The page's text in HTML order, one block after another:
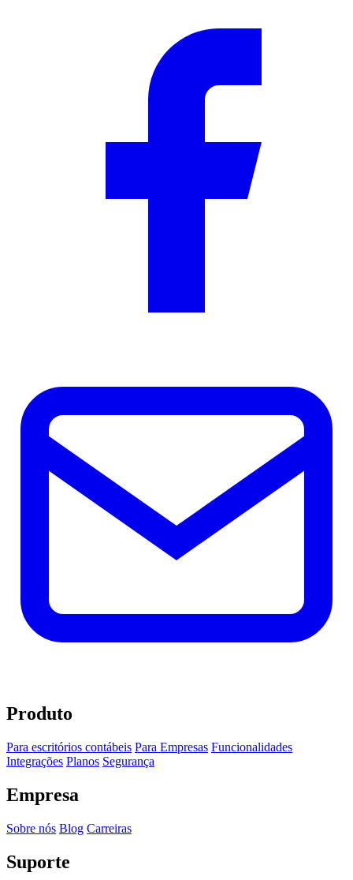
Produto
Para escritórios contábeis Para Empresas Funcionalidades
Integrações Planos Segurança
Empresa
Sobre nós Blog Carreiras
Suporte